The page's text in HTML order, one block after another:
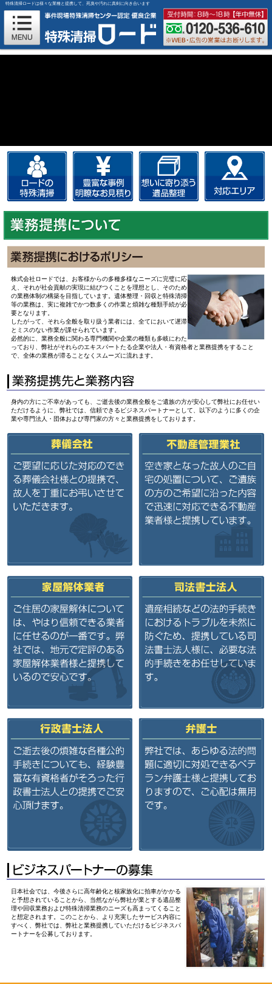
特殊清掃ロードは様々な業種と提携して、死臭や汚れに真剣に向き合います
株式会社ロードでは、お客様からの多種多様なニーズに完璧に応
え、それが社会貢献の実現に結びつくことを理想とし、そのため
の業務体制の構築を目指しています。遺体整理・回収と特殊清掃
等の業務は、実に複雑でかつ数多くの作業と煩雑な種類手続が必
要となります。
したがって、それら全般を取り扱う業者には、全てにおいて遅滞
とミスのない作業が課せられています。
必然的に、業務全般に関わる専門機関や企業の種類も多岐にわた
っており、弊社がそれらのエキスパートたる企業や法人・有資格者と業務提携をすること
で、全体の業務が滞ることなくスムーズに流れます。
身内の方にご不幸があっても、ご逝去後の業務全般をご遺族の方が安心して弊社にお任せい
ただけるように、弊社では、信頼できるビジネスパートナーとして、以下のように多くの企
業や専門法人・団体および専門家の方々と業務提携をしております。
日本社会では、今後さらに高年齢化と核家族化に拍車がかかる
と予想されていることから、当然ながら弊社が業とする遺品整
理や回収業務および特殊清掃業務のニーズも高まってくること
と想定されます。このことから、より充実したサービス内容に
すべく、弊社では、弊社と業務提携していただけるビジネスパ
ートナーを公募しております。